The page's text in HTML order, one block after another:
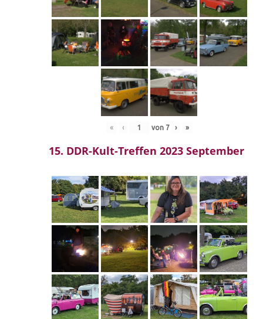
« ‹ von 7 › »
15. DDR-Kult-Treffen 2023 September